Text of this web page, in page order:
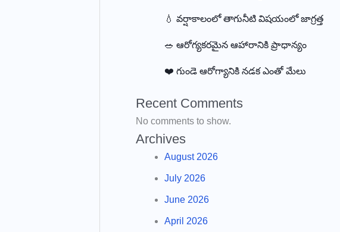
💧 వర్షాకాలంలో తాగునీటి విషయంలో జాగ్రత్త
🥗 ఆరోగ్యకరమైన ఆహారానికి ప్రాధాన్యం
❤️ గుండె ఆరోగ్యానికి నడక ఎంతో మేలు
Recent Comments
No comments to show.
Archives
August 2026
July 2026
June 2026
April 2026